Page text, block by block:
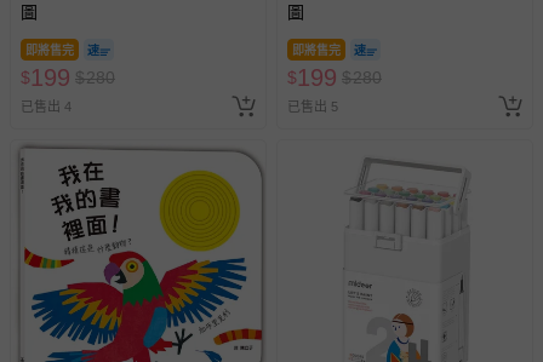
圖
即將售完
$199 $280
已售出 4
圖
即將售完
$199 $280
已售出 5